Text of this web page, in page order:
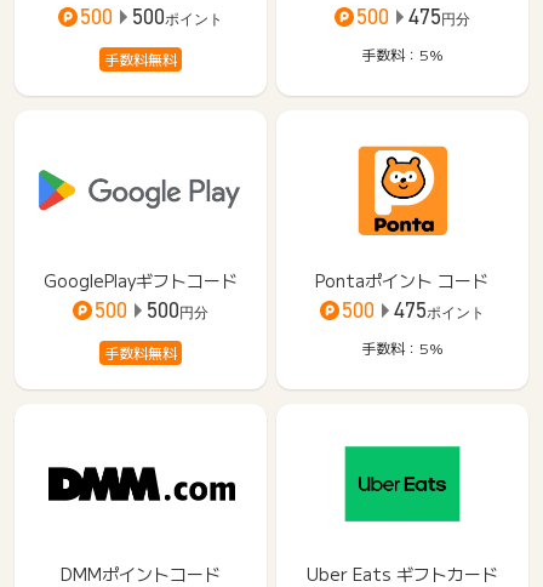
500 500ポイント
手数料無料
500 475円分
手数料：5%
GooglePlayギフトコード
500 500円分
手数料無料
Pontaポイント コード
500 475ポイント
手数料：5%
DMMポイントコード Uber Eats ギフトカード